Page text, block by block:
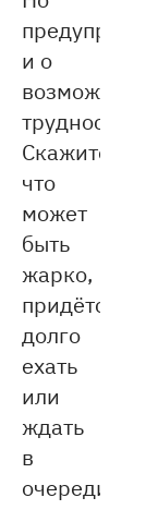
предупредите
и о
возможных
трудностях!
Скажите,
что
может
быть
жарко,
придётся
долго
ехать
или
ждать
в
очереди.